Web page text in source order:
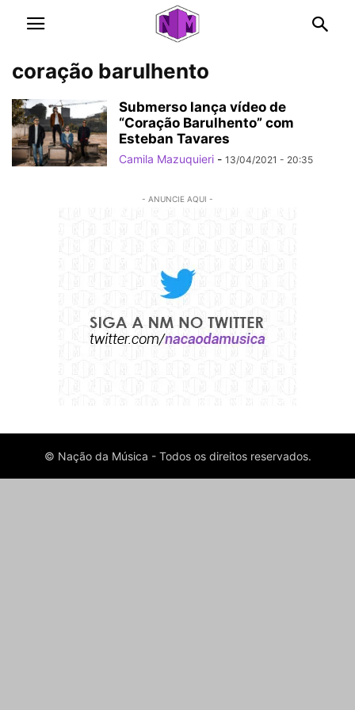
coração barulhento
Submerso lança vídeo de
“Coração Barulhento” com
Esteban Tavares
Camila Mazuquieri - 13/04/2021 - 20:35
- ANUNCIE AQUI -
© Nação da Música - Todos os direitos reservados.